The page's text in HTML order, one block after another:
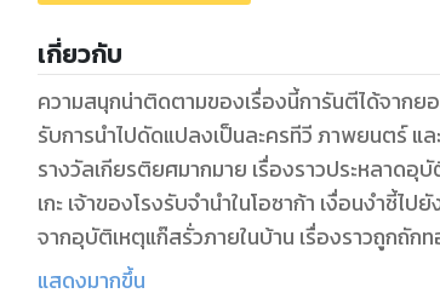
เกี่ยวกับ
ความสนุกน่าติดตามของเรื่องนี้การันตีได้จากย
รับการนำไปดัดแปลงเป็นละครทีวี ภาพยนตร์ แ
รางวัลเกียรติยศมากมาย เรื่องราวประหลาดอุ
เกะ เจ้าของโรงรับจำนำในโอซาก้า เงื่อนงำชี้
จากอุบัติเหตุแก๊สรั่วภายในบ้าน เรื่องราวถูกถั
เรียวจิ บุตรชายเจ้าของโรงรับจำนำ และนิชิโมโ
แสดงมากขึ้น